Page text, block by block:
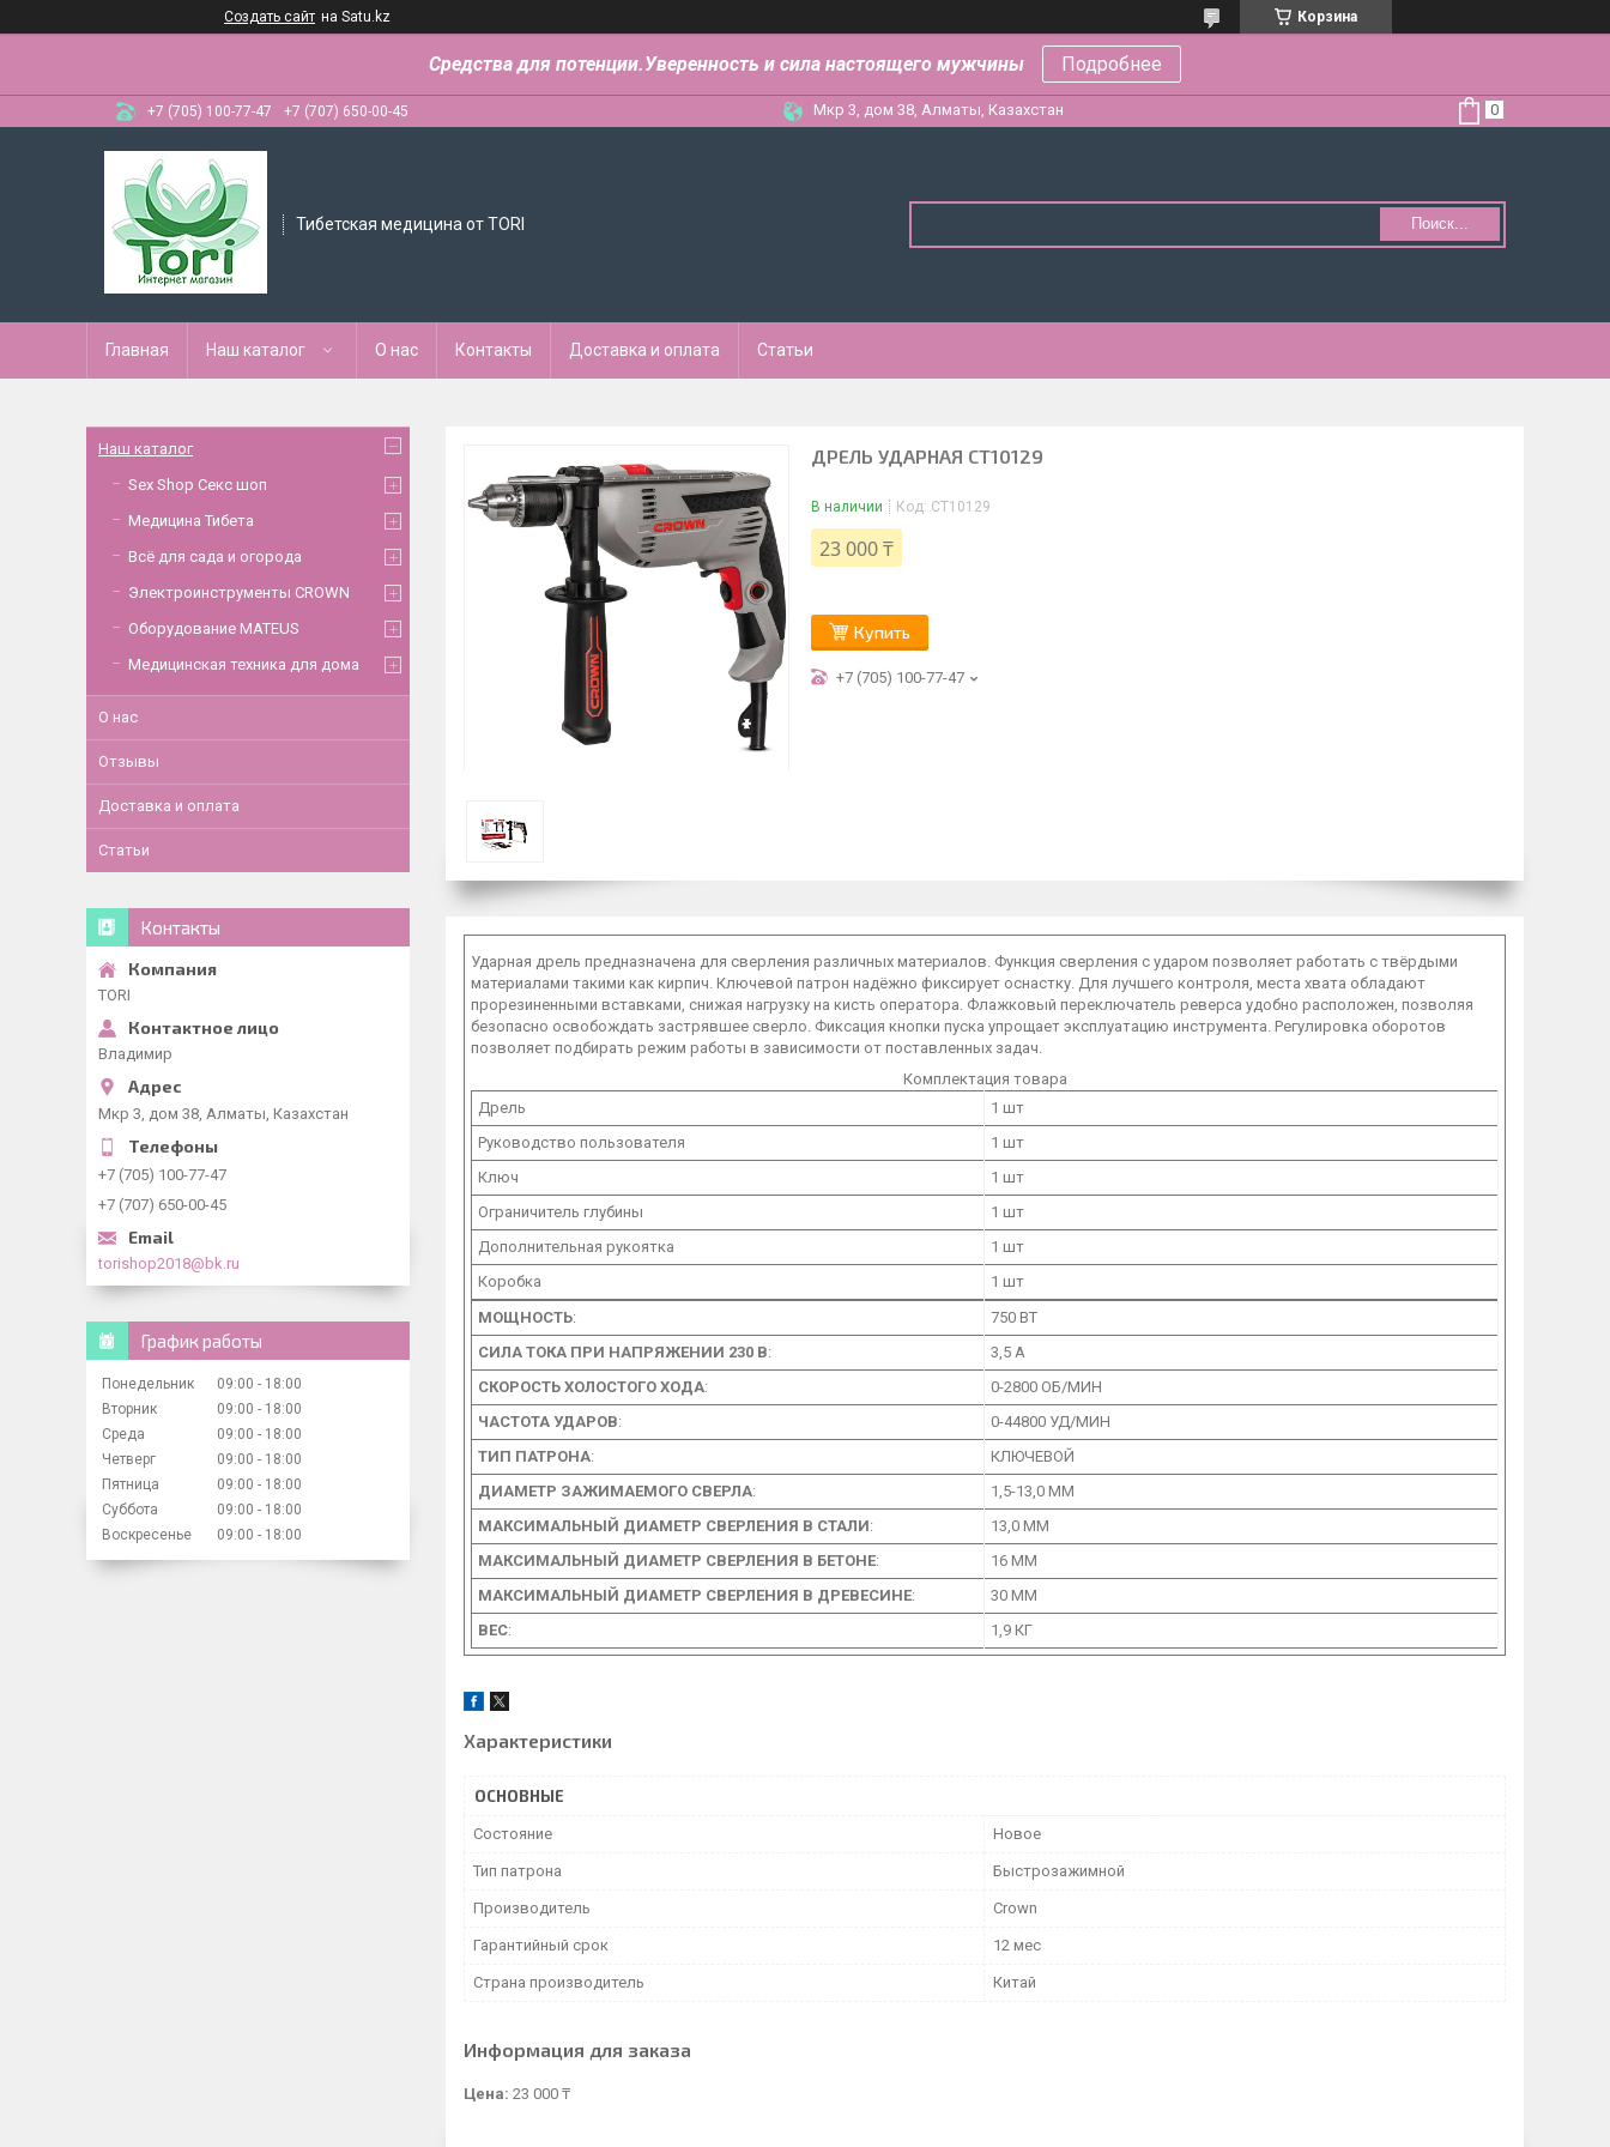
Создать сайт на Satu.kz Корзина
Средства для потенции.Уверенность и сила настоящего мужчины Подробнее
+7 (705) 100-77-47 +7 (707) 650-00-45 Мкр 3, дом 38, Алматы, Казахстан
Тибетская медицина от TORI Поиск...
Главная Наш каталог О нас Контакты Доставка и оплата Статьи
ДРЕЛЬ УДАРНАЯ CT10129
В наличии Код: CT10129
23 000 ₸
Купить
+7 (705) 100-77-47
Ударная дрель предназначена для сверления различных материалов. Функция сверления с ударом позволяет работать с твёрдыми
материалами такими как кирпич. Ключевой патрон надёжно фиксирует оснастку. Для лучшего контроля, места хвата обладают
прорезиненными вставками, снижая нагрузку на кисть оператора. Флажковый переключатель реверса удобно расположен, позволяя
безопасно освобождать застрявшее сверло. Фиксация кнопки пуска упрощает эксплуатацию инструмента. Регулировка оборотов
позволяет подбирать режим работы в зависимости от поставленных задач.
Комплектация товара
Дрель
1 шт
Руководство пользователя
1 шт
Ключ
1 шт
Ограничитель глубины
1 шт
Дополнительная рукоятка
1 шт
Коробка
1 шт
МОЩНОСТЬ:
750 ВТ
СИЛА ТОКА ПРИ НАПРЯЖЕНИИ 230 В:
3,5 А
СКОРОСТЬ ХОЛОСТОГО ХОДА:
0-2800 ОБ/МИН
ЧАСТОТА УДАРОВ:
0-44800 УД/МИН
ТИП ПАТРОНА:
КЛЮЧЕВОЙ
ДИАМЕТР ЗАЖИМАЕМОГО СВЕРЛА:
1,5-13,0 ММ
МАКСИМАЛЬНЫЙ ДИАМЕТР СВЕРЛЕНИЯ В СТАЛИ:
13,0 ММ
МАКСИМАЛЬНЫЙ ДИАМЕТР СВЕРЛЕНИЯ В БЕТОНЕ:
16 ММ
МАКСИМАЛЬНЫЙ ДИАМЕТР СВЕРЛЕНИЯ В ДРЕВЕСИНЕ:
30 ММ
ВЕС: 1,9 КГ
Характеристики
ОСНОВНЫЕ
Состояние Новое
Тип патрона Быстрозажимной
Производитель Crown
Гарантийный срок 12 мес
Страна производитель Китай
Информация для заказа
Цена: 23 000 ₸
Наш каталог
Sex Shop Секс шоп
Медицина Тибета
Всё для сада и огорода
Электроинструменты CROWN
Оборудование MATEUS
Медицинская техника для дома
О нас
Отзывы
Доставка и оплата
Статьи
Контакты
TORI
Владимир
Мкр 3, дом 38, Алматы, Казахстан
+7 (705) 100-77-47
+7 (707) 650-00-45
torishop2018@bk.ru
График работы
Понедельник 09:00
18:00
Вторник
09:00
18:00
Среда
09:00
18:00
Четверг
09:00
18:00
Пятница
09:00
18:00
Суббота
09:00
18:00
Воскресенье
09:00 18:00